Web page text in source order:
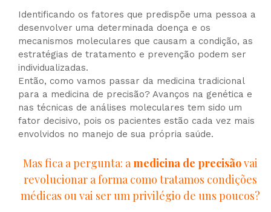
Identificando os fatores que predispõe uma pessoa a
desenvolver uma determinada doença e os
mecanismos moleculares que causam a condição, as
estratégias de tratamento e prevenção podem ser
individualizadas.
Então, como vamos passar da medicina tradicional
para a medicina de precisão? Avanços na genética e
nas técnicas de análises moleculares tem sido um
fator decisivo, pois os pacientes estão cada vez mais
envolvidos no manejo de sua própria saúde.
Mas fica a pergunta: amedicina de precisãovai
revolucionar a forma como tratamos condições
médicas ou vai ser um privilégio de uns poucos?